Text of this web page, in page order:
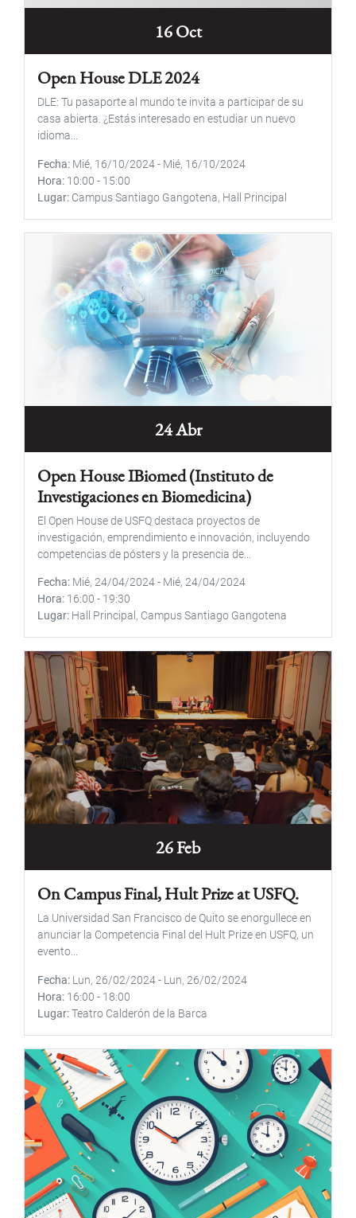
16 Oct
Open House DLE 2024
DLE: Tu pasaporte al mundo te invita a participar de su
casa abierta. ¿Estás interesado en estudiar un nuevo
idioma...
Fecha Mié, 16/10/2024- Mié, 16/10/2024
Hora 10:00 - 15:00
Lugar Campus Santiago Gangotena, Hall Principal
24 Abr
Open House IBiomed (Instituto de
Investigaciones en Biomedicina)
El Open House de USFQ destaca proyectos de
investigación, emprendimiento e innovación, incluyendo
competencias de pósters y la presencia de...
Fecha Mié, 24/04/2024- Mié, 24/04/2024
Hora 16:00 - 19:30
Lugar Hall Principal, Campus Santiago Gangotena
26 Feb
On Campus Final, Hult Prize at USFQ.
La Universidad San Francisco de Quito se enorgullece en
anunciar la Competencia Final del Hult Prize en USFQ, un
evento...
Fecha Lun, 26/02/2024- Lun, 26/02/2024
Hora 16:00 - 18:00
Lugar Teatro Calderón de la Barca